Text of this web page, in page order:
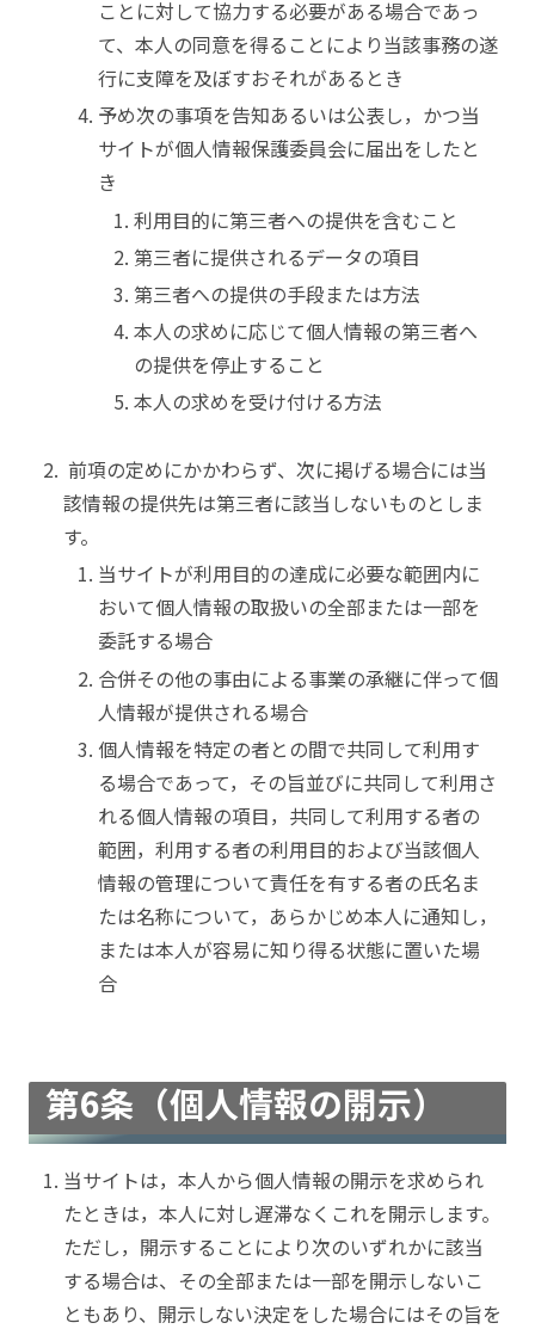
ことに対して協力する必要がある場合であっ
て、本人の同意を得ることにより当該事務の遂
行に支障を及ぼすおそれがあるとき
予め次の事項を告知あるいは公表し，かつ当
サイトが個人情報保護委員会に届出をしたと
き
利用目的に第三者への提供を含むこと
第三者に提供されるデータの項目
第三者への提供の手段または方法
本人の求めに応じて個人情報の第三者へ
の提供を停止すること
本人の求めを受け付ける方法
前項の定めにかかわらず、次に掲げる場合には当
該情報の提供先は第三者に該当しないものとしま
す。
当サイトが利用目的の達成に必要な範囲内に
おいて個人情報の取扱いの全部または一部を
委託する場合
合併その他の事由による事業の承継に伴って個
人情報が提供される場合
個人情報を特定の者との間で共同して利用す
る場合であって，その旨並びに共同して利用さ
れる個人情報の項目，共同して利用する者の
範囲，利用する者の利用目的および当該個人
情報の管理について責任を有する者の氏名ま
たは名称について，あらかじめ本人に通知し，
または本人が容易に知り得る状態に置いた場
合
第6条（個人情報の開示）
当サイトは，本人から個人情報の開示を求められ
たときは，本人に対し遅滞なくこれを開示します。
ただし，開示することにより次のいずれかに該当
する場合は、その全部または一部を開示しないこ
ともあり、開示しない決定をした場合にはその旨を